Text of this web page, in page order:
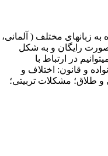
مختلف ( آلمانی،
رایگان و به شکل
در ارتباط با
و قانون: اختلاف و
مشکلات تربیتی؛